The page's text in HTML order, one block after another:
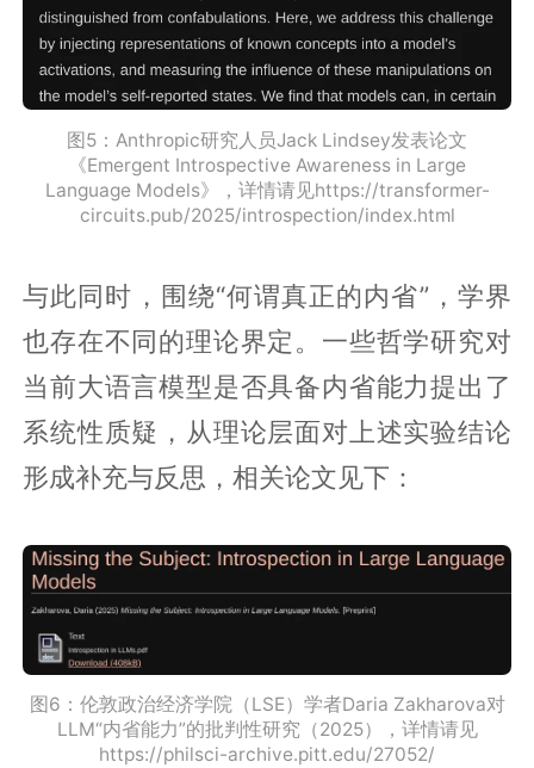
图5：Anthropic研究人员Jack Lindsey发表论文
《Emergent Introspective Awareness in Large
Language Models》，详情请见https://transformer-
circuits.pub/2025/introspection/index.html
与此同时，围绕“何谓真正的内省”，学界
也存在不同的理论界定。一些哲学研究对
当前大语言模型是否具备内省能力提出了
系统性质疑，从理论层面对上述实验结论
形成补充与反思，相关论文见下：
图6：伦敦政治经济学院（LSE）学者Daria Zakharova对
LLM“内省能力”的批判性研究（2025），详情请见
https://philsci-archive.pitt.edu/27052/